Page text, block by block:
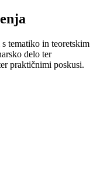
s tematiko in teoretskim
delo ter
praktičnimi poskusi.